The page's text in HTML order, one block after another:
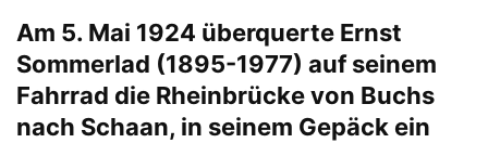
Am 5. Mai 1924 überquerte Ernst
Sommerlad (1895-1977) auf seinem
Fahrrad die Rheinbrücke von Buchs
nach Schaan, in seinem Gepäck ein